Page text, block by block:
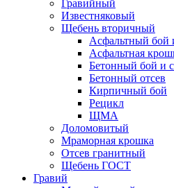
Гравийный
Известняковый
Щебень вторичный
Асфальтный бой
Асфальтная
Бетонный бой и
Бетонный отсев
Кирпичный бой
Рецикл
ЩМА
Доломовитый
Мраморная крошка
Отсев гранитный
Щебень ГОСТ
Гравий